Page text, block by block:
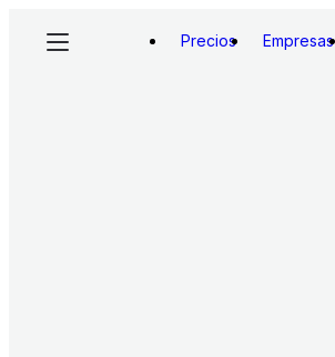
Precios Empresas